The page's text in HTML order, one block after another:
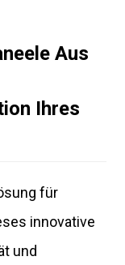
Aus
Ihres
für
innovative
und